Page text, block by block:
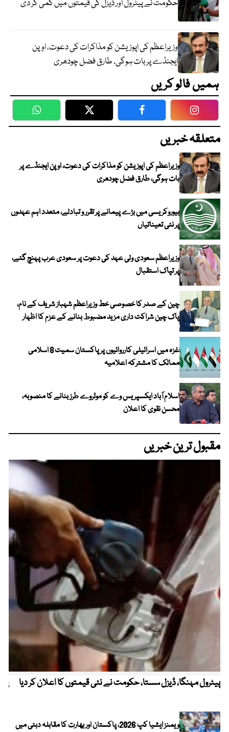
حکومت نے پیٹرول اور ڈیزل کی قیمتوں میں کمی کر دی
وزیراعظم کی اپوزیشن کو مذاکرات کی دعوت، اوپن
ایجنڈے پر بات ہوگی، طارق فضل چودھری
ہمیں فالو کریں
WhatsApp Twitter Facebook
متعلقہ خبریں
وزیراعظم کی اپوزیشن کو مذاکرات کی دعوت، اوپن ایجنڈے پر
بات ہوگی، طارق فضل چودھری
بیوروکریسی میں بڑے پیمانے پر تقرر و تبادلے، متعدد اہم عہدوں
پر نئی تعیناتیاں
وزیراعظم سعودی ولی عہد کی دعوت پر سعودی عرب پہنچ گئے،
پر تپاک استقبال
چین کے صدر کا خصوصی خط وزیراعظم شہباز شریف کے نام،
پاک چین شراکت داری مزید مضبوط بنانے کے عزم کا اظہار
غزہ میں اسرائیلی کارروائیوں پر پاکستان سمیت 8 اسلامی
ممالک کا مشترکہ اعلامیہ
اسلام آباد ایکسپریس وے کو موٹروے طرز بنانے کا منصوبہ،
محسن نقوی کا اعلان
مقبول ترین خبریں
پیٹرول مہنگا، ڈیزل سستا، حکومت نے نئی قیمتوں کا اعلان کر دیا
ویمنز ایشیا کپ 2026، پاکستان اور بھارت کا مقابلہ دبئی میں